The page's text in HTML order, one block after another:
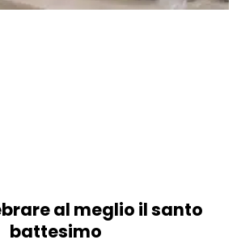
al meglio il santo
battesimo